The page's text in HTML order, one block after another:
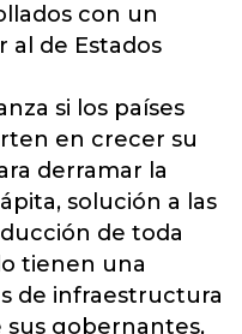
con un
al de Estados
si los países
en crecer su
derramar la
solución a las
de toda
tienen una
de infraestructura
sus gobernantes,